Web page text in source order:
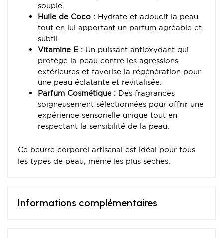
souple.
Huile de Coco : Hydrate et adoucit la peau
tout en lui apportant un parfum agréable et
subtil.
Vitamine E : Un puissant antioxydant qui
protège la peau contre les agressions
extérieures et favorise la régénération pour
une peau éclatante et revitalisée.
Parfum Cosmétique : Des fragrances
soigneusement sélectionnées pour offrir une
expérience sensorielle unique tout en
respectant la sensibilité de la peau.
Ce beurre corporel artisanal est idéal pour tous
les types de peau, même les plus sèches.
Informations complémentaires